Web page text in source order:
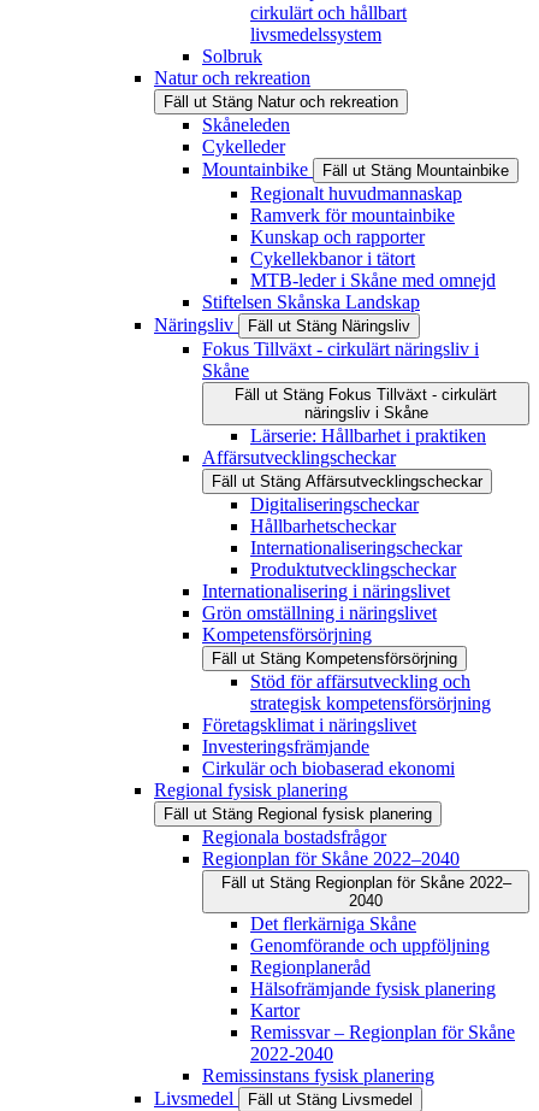
cirkulärt och hållbart
livsmedelssystem
Solbruk
Natur och rekreation
Fäll ut Stäng Natur och rekreation
Skåneleden
Cykelleder
Mountainbike
Fäll ut Stäng Mountainbike
Regionalt huvudmannaskap
Ramverk för mountainbike
Kunskap och rapporter
Cykellekbanor i tätort
MTB-leder i Skåne med omnejd
Stiftelsen Skånska Landskap
Näringsliv
Fäll ut Stäng Näringsliv
Fokus Tillväxt - cirkulärt näringsliv i
Skåne
Fäll ut Stäng Fokus Tillväxt - cirkulärt
näringsliv i Skåne
Lärserie: Hållbarhet i praktiken
Affärsutvecklingscheckar
Fäll ut Stäng Affärsutvecklingscheckar
Digitaliseringscheckar
Hållbarhetscheckar
Internationaliseringscheckar
Produktutvecklingscheckar
Internationalisering i näringslivet
Grön omställning i näringslivet
Kompetensförsörjning
Fäll ut Stäng Kompetensförsörjning
Stöd för affärsutveckling och
strategisk kompetensförsörjning
Företagsklimat i näringslivet
Investeringsfrämjande
Cirkulär och biobaserad ekonomi
Regional fysisk planering
Fäll ut Stäng Regional fysisk planering
Regionala bostadsfrågor
Regionplan för Skåne 2022–2040
Fäll ut Stäng Regionplan för Skåne 2022–
2040
Det flerkärniga Skåne
Genomförande och uppföljning
Regionplaneråd
Hälsofrämjande fysisk planering
Kartor
Remissvar – Regionplan för Skåne
2022-2040
Remissinstans fysisk planering
Livsmedel
Fäll ut Stäng Livsmedel